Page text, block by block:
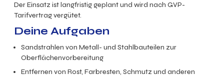
Der Einsatz ist langfristig geplant und wird nach GVP-
Tarifvertrag vergütet.
Deine Aufgaben
Sandstrahlen von Metall- und Stahlbauteilen zur
Oberflächenvorbereitung
Entfernen von Rost, Farbresten, Schmutz und anderen